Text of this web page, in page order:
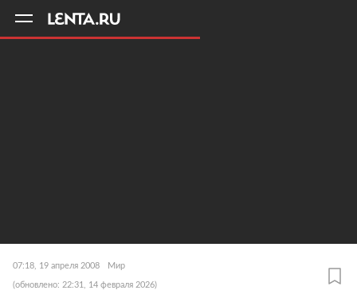
07:18, 19 апреля 2008 Мир
(обновлено: 22:31, 14 февраля 2026)